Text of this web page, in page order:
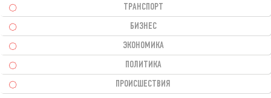
ТРАНСПОРТ
БИЗНЕС
ЭКОНОМИКА
ПОЛИТИКА
ПРОИСШЕСТВИЯ